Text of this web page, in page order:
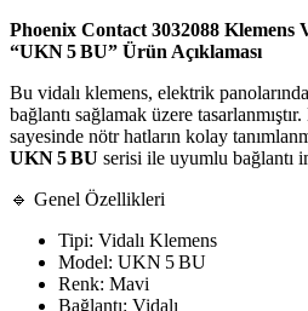
Phoenix Contact 3032088 Klemens
“UKN 5 BU” Ürün Açıklaması
Bu vidalı klemens, elektrik
bağlantı sağlamak üzere
sayesinde nötr hatların kolay
UKN 5 BU serisi ile uyumlu bağlantı
🔹 Genel Özellikleri
Tipi: Vidalı Klemens
Model: UKN 5 BU
Renk: Mavi
Bağlantı: Vidalı